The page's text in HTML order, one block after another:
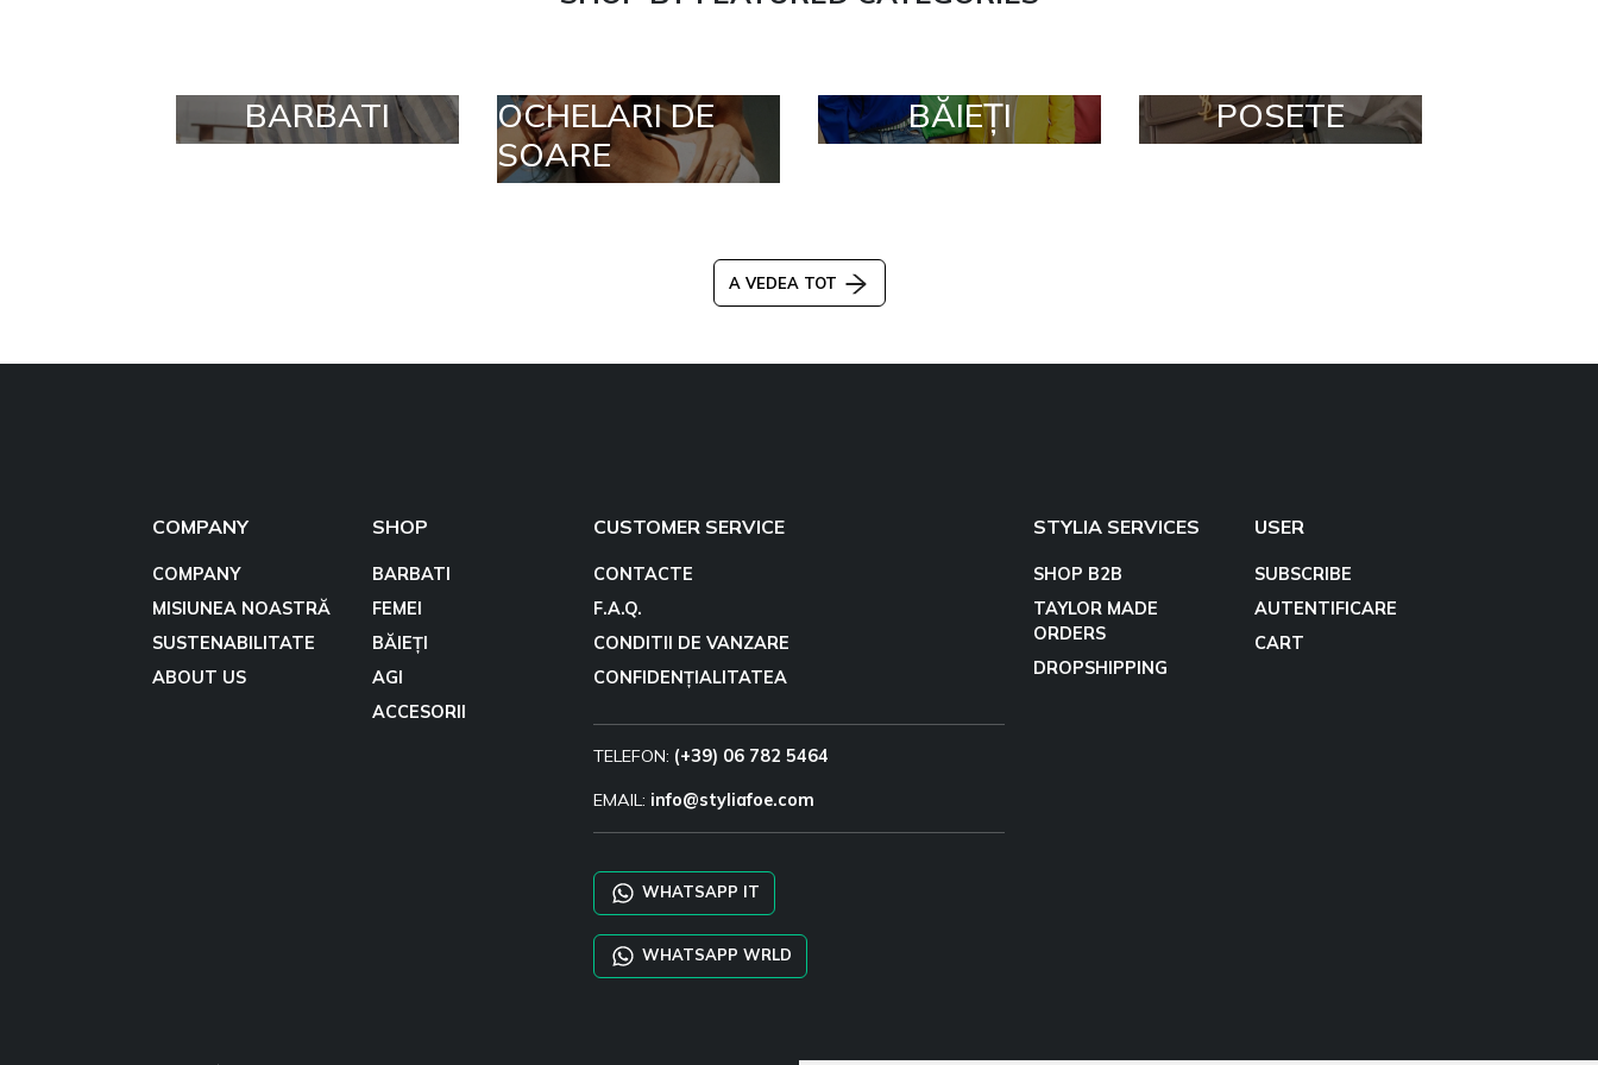
BARBATI
OCHELARI DE
SOARE
BĂIEȚI POSETE
A VEDEA TOT
COMPANY
COMPANY
MISIUNEA NOASTRĂ
SUSTENABILITATE
ABOUT US
SHOP
BARBATI
FEMEI
BĂIEȚI
AGI
ACCESORII
CUSTOMER SERVICE
CONTACTE
F.A.Q.
CONDITII DE VANZARE
CONFIDENȚIALITATEA
TELEFON: (+39) 06 782 5464
EMAIL: info@styliafoe.com
WHATSAPP IT
WHATSAPP WRLD
STYLIA SERVICES
SHOP B2B
TAYLOR MADE
ORDERS
DROPSHIPPING
USER
SUBSCRIBE
AUTENTIFICARE
CART